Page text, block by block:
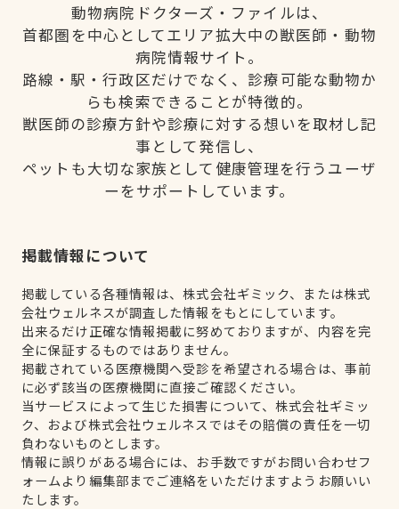
動物病院ドクターズ・ファイルは、
首都圏を中心としてエリア拡大中の獣医師・動物
病院情報サイト。
路線・駅・行政区だけでなく、診療可能な動物か
らも検索できることが特徴的。
獣医師の診療方針や診療に対する想いを取材し記
事として発信し、
ペットも大切な家族として健康管理を行うユーザ
ーをサポートしています。
掲載情報について
掲載している各種情報は、株式会社ギミック、または株式
会社ウェルネスが調査した情報をもとにしています。
出来るだけ正確な情報掲載に努めておりますが、内容を完
全に保証するものではありません。
掲載されている医療機関へ受診を希望される場合は、事前
に必ず該当の医療機関に直接ご確認ください。
当サービスによって生じた損害について、株式会社ギミッ
ク、および株式会社ウェルネスではその賠償の責任を一切
負わないものとします。
情報に誤りがある場合には、お手数ですがお問い合わせフ
ォームより編集部までご連絡をいただけますようお願いい
たします。